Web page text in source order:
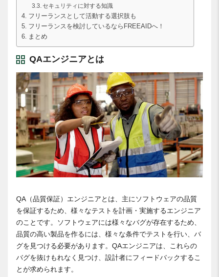
セキュリティに対する知識
フリーランスとして活動する選択肢も
フリーランスを検討しているならFREEAIDへ！
まとめ
QAエンジニアとは
QA（品質保証）エンジニアとは、主にソフトウェアの品質
を保証するため、様々なテストを計画・実施するエンジニア
のことです。ソフトウェアには様々なバグが存在するため、
品質の高い製品を作るには、様々な条件でテストを行い、バ
グを見つける必要があります。QAエンジニアは、これらの
バグを抜けもれなく見つけ、設計者にフィードバックするこ
とが求められます。